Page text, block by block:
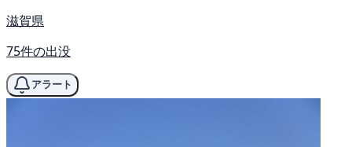
滋賀県
75件の出没
アラート